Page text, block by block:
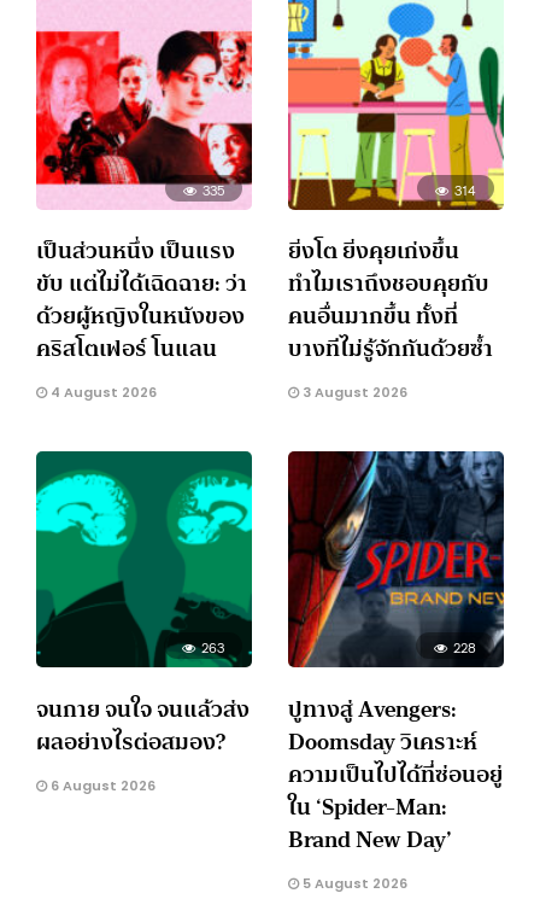
335
เป็นส่วนหนึ่ง เป็นแรง
ขับ แต่ไม่ได้เฉิดฉาย: ว่า
ด้วยผู้หญิงในหนังของ
คริสโตเฟอร์ โนแลน
4 August 2026
314
ยิ่งโต ยิ่งคุยเก่งขึ้น
ทำไมเราถึงชอบคุยกับ
คนอื่นมากขึ้น ทั้งที่
บางทีไม่รู้จักกันด้วยซ้ำ
3 August 2026
263
จนกาย จนใจ จนแล้วส่ง
ผลอย่างไรต่อสมอง?
6 August 2026
228
ปูทางสู่ Avengers:
Doomsday วิเคราะห์
ความเป็นไปได้ที่ซ่อนอยู่
ใน ‘Spider-Man:
Brand New Day’
5 August 2026